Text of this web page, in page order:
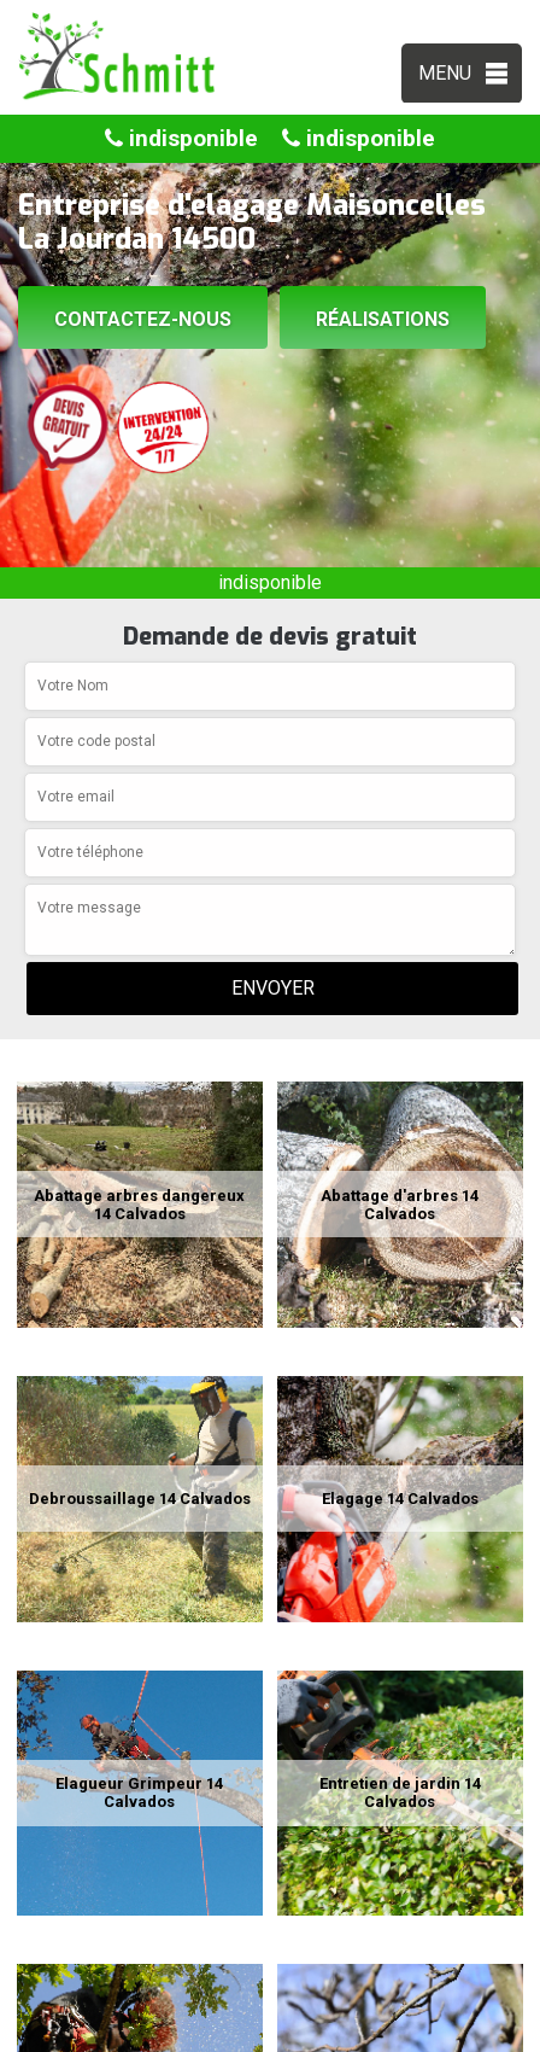
MENU
indisponible indisponible
Entreprise d'elagage Maisoncelles
La Jourdan 14500
CONTACTEZ-NOUS RÉALISATIONS
indisponible
Demande de devis gratuit
Abattage arbres dangereux
14 Calvados
Abattage d'arbres 14
Calvados
Debroussaillage 14 Calvados Elagage 14 Calvados
Elagueur Grimpeur 14
Calvados
Entretien de jardin 14
Calvados